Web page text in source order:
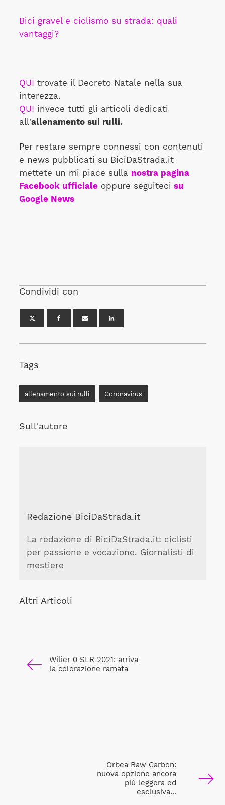
Bici gravel e ciclismo su strada: quali
vantaggi?
QUI
trovate il Decreto Natale nella sua
interezza.
QUI
invece tutti gli articoli dedicati
all'allenamento sui rulli.
Per restare sempre connessi con contenuti
e news pubblicati su BiciDaStrada.it
mettete un mi piace sulla nostra pagina
Facebook ufficiale oppure seguiteci su
Google News
Condividi con
Tags
allenamento sui rulli Coronavirus
Sull'autore
Redazione BiciDaStrada.it
La redazione di BiciDaStrada.it: ciclisti
per passione e vocazione. Giornalisti di
mestiere
Altri Articoli
Wilier 0 SLR 2021: arriva
la colorazione ramata
Orbea Raw Carbon:
nuova opzione ancora
più leggera ed
esclusiva...